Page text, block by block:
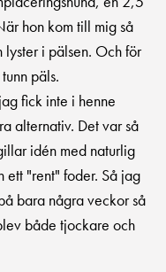
hon kom till mig så
i pälsen. Och för
päls.
fick inte i henne
alternativ. Det var så
idén med naturlig
ett "rent" foder. Så jag
bara några veckor så
både tjockare och